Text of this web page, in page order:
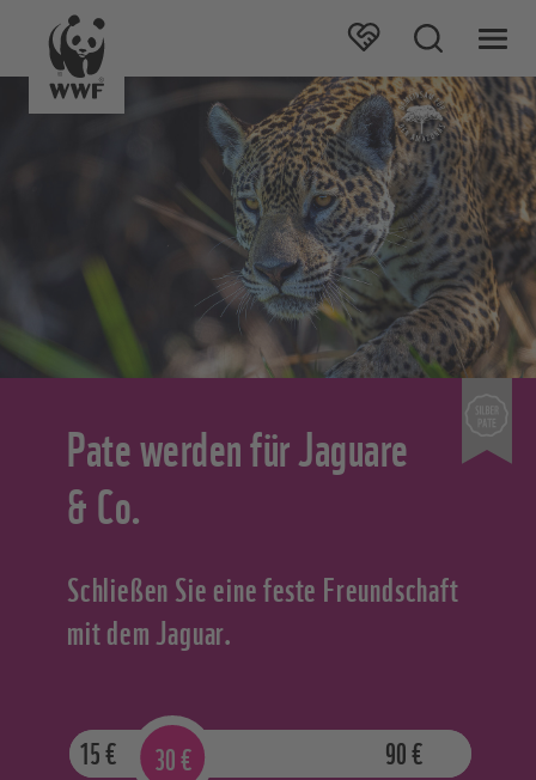
Pate werden für Jaguare
& Co.
Schließen Sie eine feste Freundschaft
mit dem Jaguar.
30€
15€ 90€